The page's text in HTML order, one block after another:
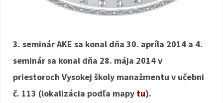
3. seminár AKE sa konal dňa 30. apríla 2014 a 4.
seminár sa konal dňa 28. mája 2014 v
priestoroch Vysokej školy manažmentu v učebni
č. 113 (lokalizácia podľa mapy tu).